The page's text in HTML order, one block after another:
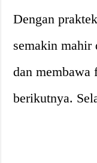
Dengan
semakin mahir
dan membawa
berikutnya.